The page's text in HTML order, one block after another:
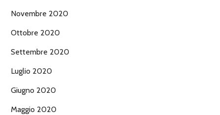
Novembre 2020
Ottobre 2020
Settembre 2020
Luglio 2020
Giugno 2020
Maggio 2020